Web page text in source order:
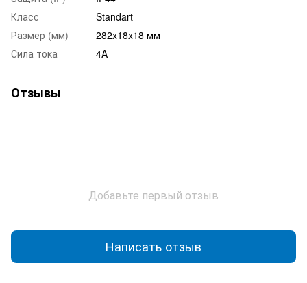
Класс
Standart
Размер (мм)
282x18x18 мм
Сила тока
4A
Отзывы
Добавьте первый отзыв
Написать отзыв